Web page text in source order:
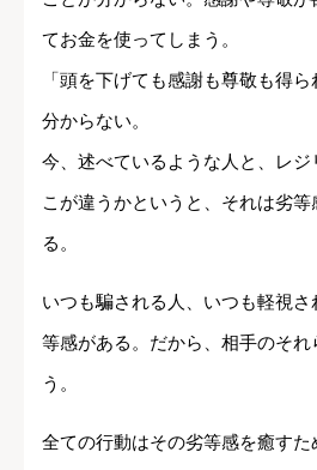
てお金を使ってしまう。
「頭を下げても感謝も尊敬も得
分からない。
今、述べているような人と、レ
こが違うかというと、それは劣
る。
いつも騙される人、いつも軽視
等感がある。だから、相手のそれ
う。
全ての行動はその劣等感を癒すた